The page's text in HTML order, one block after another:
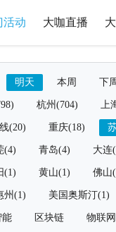
活动 大咖直播
明天 本周 下周
杭州(704) 上
(20) 重庆(18)
(4) 青岛(4) 大连
(1) 黄山(1) 佛山
州(1) 美国奥斯汀(1)
能 区块链 物联网